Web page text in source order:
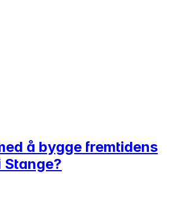
å bygge fremtidens